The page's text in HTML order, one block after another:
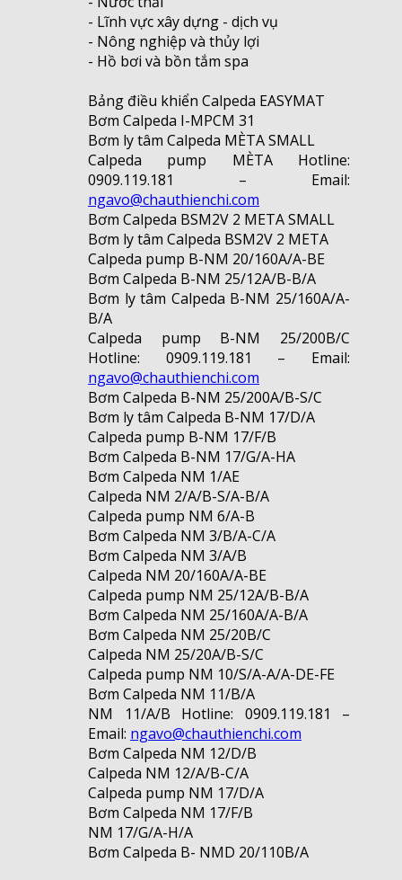
- Lĩnh vực xây dựng - dịch vụ
- Nông nghiệp và thủy lợi
- Hồ bơi và bồn tắm spa
Bảng điều khiển Calpeda EASYMAT
Bơm Calpeda I-MPCM 31
Bơm ly tâm Calpeda MÈTA SMALL
Calpeda pump MÈTA Hotline:
0909.119.181 – Email:
ngavo@chauthienchi.com
Bơm Calpeda BSM2V 2 META SMALL
Bơm ly tâm Calpeda BSM2V 2 META
Calpeda pump B-NM 20/160A/A-BE
Bơm Calpeda B-NM 25/12A/B-B/A
Bơm ly tâm Calpeda B-NM 25/160A/A-
B/A
Calpeda pump B-NM 25/200B/C
Hotline: 0909.119.181 – Email:
ngavo@chauthienchi.com
Bơm Calpeda B-NM 25/200A/B-S/C
Bơm ly tâm Calpeda B-NM 17/D/A
Calpeda pump B-NM 17/F/B
Bơm Calpeda B-NM 17/G/A-HA
Bơm Calpeda NM 1/AE
Calpeda NM 2/A/B-S/A-B/A
Calpeda pump NM 6/A-B
Bơm Calpeda NM 3/B/A-C/A
Bơm Calpeda NM 3/A/B
Calpeda NM 20/160A/A-BE
Calpeda pump NM 25/12A/B-B/A
Bơm Calpeda NM 25/160A/A-B/A
Bơm Calpeda NM 25/20B/C
Calpeda NM 25/20A/B-S/C
Calpeda pump NM 10/S/A-A/A-DE-FE
Bơm Calpeda NM 11/B/A
NM 11/A/B Hotline: 0909.119.181 –
Email: ngavo@chauthienchi.com
Bơm Calpeda NM 12/D/B
Calpeda NM 12/A/B-C/A
Calpeda pump NM 17/D/A
Bơm Calpeda NM 17/F/B
NM 17/G/A-H/A
Bơm Calpeda B- NMD 20/110B/A